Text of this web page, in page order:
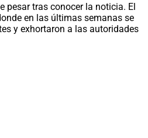
pesar tras conocer la noticia. El
en las últimas semanas se
y exhortaron a las autoridades